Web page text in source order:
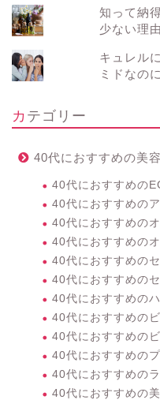
知って納
少ない理
キュレル
ミドなの
カテゴリー
40代におすすめの美
40代におすすめの
40代におすすめの
40代におすすめの
40代におすすめの
40代におすすめの
40代におすすめの
40代におすすめの
40代におすすめの
40代におすすめの
40代におすすめの
40代におすすめの
40代におすすめの